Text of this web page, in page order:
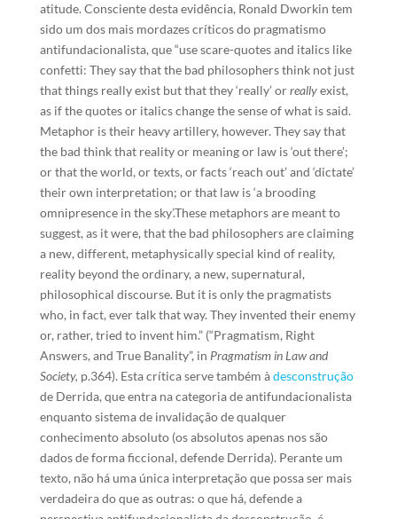
atitude. Consciente desta evidência, Ronald Dworkin tem
sido um dos mais mordazes críticos do pragmatismo
antifundacionalista, que “use scare-quotes and italics like
confetti: They say that the bad philosophers think not just
that things really exist but that they ‘really’ orreallyexist,
as if the quotes or italics change the sense of what is said.
Metaphor is their heavy artillery, however. They say that
the bad think that reality or meaning or law is ‘out there’;
or that the world, or texts, or facts ‘reach out’ and ‘dictate’
their own interpretation; or that law is ‘a brooding
omnipresence in the sky’.These metaphors are meant to
suggest, as it were, that the bad philosophers are claiming
a new, different, metaphysically special kind of reality,
reality beyond the ordinary, a new, supernatural,
philosophical discourse. But it is only the pragmatists
who, in fact, ever talk that way. They invented their enemy
or, rather, tried to invent him.” (“Pragmatism, Right
Answers, and True Banality”, in Pragmatism in Law and
Society, p.364). Esta crítica serve também àdesconstrução
de Derrida, que entra na categoria de antifundacionalista
enquanto sistema de invalidação de qualquer
conhecimento absoluto (os absolutos apenas nos são
dados de forma ficcional, defende Derrida). Perante um
texto, não há uma única interpretação que possa ser mais
verdadeira do que as outras: o que há, defende a